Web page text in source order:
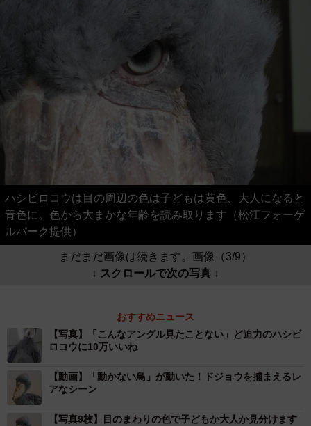
ハシビロコウは目の周辺の色は子どもは黄色、大人になると
青色に。色から大まかな年齢を読み取ります（松江フォーゲ
ルパーク提供）
まだまだ画像は続きます。画像（3/9）
↓ スクロールで次の写真 ↓
おすすめニュース
【写真】「こんなアングル見たことない」ど迫力のハシビ
ロコウに10万いいね
【動画】「動かない鳥」が動いた！ドジョウを捕まえるレ
アなシーン
【写真9枚】目のまわりの色で子どもか大人か見分けます